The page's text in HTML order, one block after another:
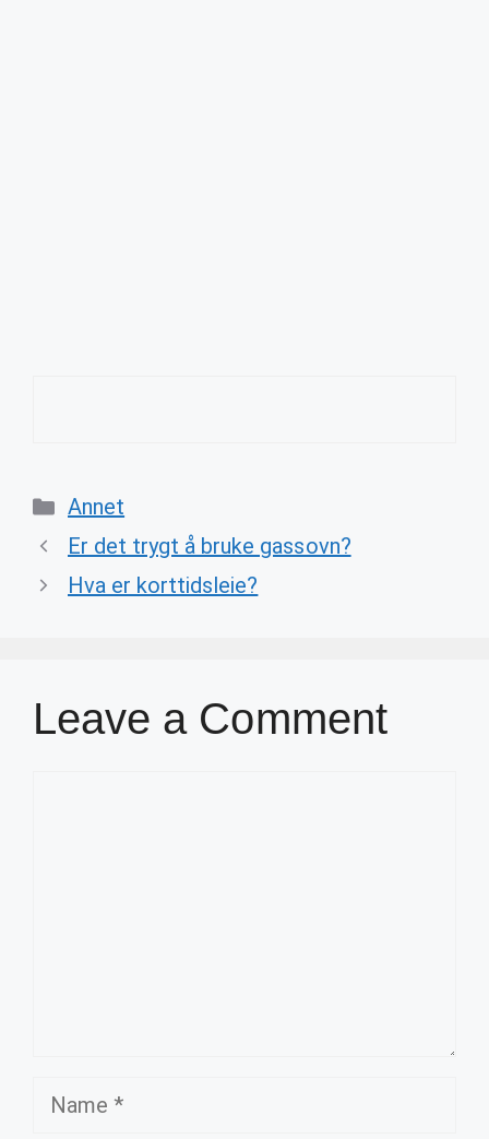
Categories
Annet
Er det trygt å bruke gassovn?
Hva er korttidsleie?
Leave a Comment
Name